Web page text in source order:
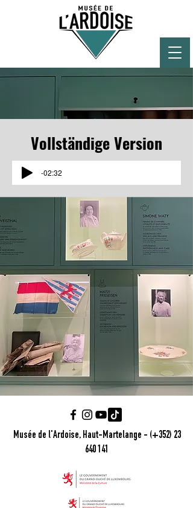
Vollständige Version
-02:32
Musée de l'Ardoise, Haut-Martelange - (+352) 23
640 141